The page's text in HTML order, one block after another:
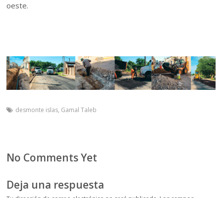
oeste.
desmonte islas, Gamal Taleb
No Comments Yet
Deja una respuesta